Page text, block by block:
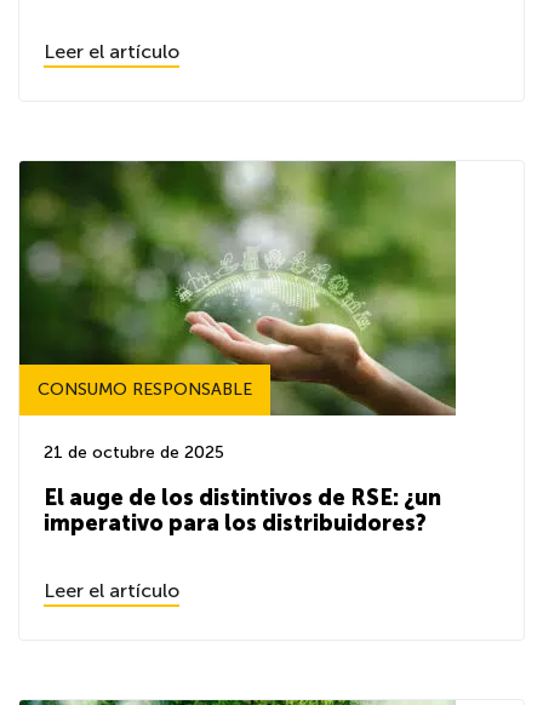
Leer el artículo
CONSUMO RESPONSABLE
21 de octubre de 2025
El auge de los distintivos de RSE: ¿un
imperativo para los distribuidores?
Leer el artículo